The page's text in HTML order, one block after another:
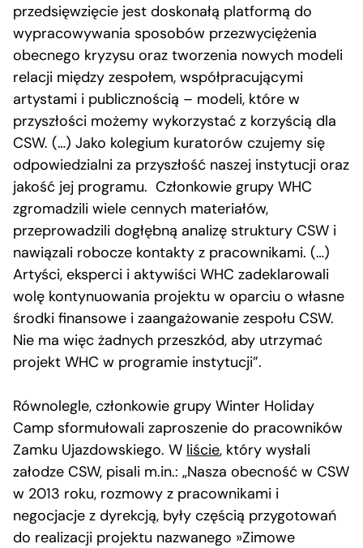
przedsięwzięcie jest doskonałą platformą do
wypracowywania sposobów przezwyciężenia
obecnego kryzysu oraz tworzenia nowych modeli
relacji między zespołem, współpracującymi
artystami i publicznością – modeli, które w
przyszłości możemy wykorzystać z korzyścią dla
CSW. (…) Jako kolegium kuratorów czujemy się
odpowiedzialni za przyszłość naszej instytucji oraz
jakość jej programu. Członkowie grupy WHC
zgromadzili wiele cennych materiałów,
przeprowadzili dogłębną analizę struktury CSW i
nawiązali robocze kontakty z pracownikami. (…)
Artyści, eksperci i aktywiści WHC zadeklarowali
wolę kontynuowania projektu w oparciu o własne
środki finansowe i zaangażowanie zespołu CSW.
Nie ma więc żadnych przeszkód, aby utrzymać
projekt WHC w programie instytucji”.
Równolegle, członkowie grupy Winter Holiday
Camp sformułowali zaproszenie do pracowników
Zamku Ujazdowskiego. W liście, który wysłali
załodze CSW, pisali m.in.: „Nasza obecność w CSW
w 2013 roku, rozmowy z pracownikami i
negocjacje z dyrekcją, były częścią przygotowań
do realizacji projektu nazwanego »Zimowe